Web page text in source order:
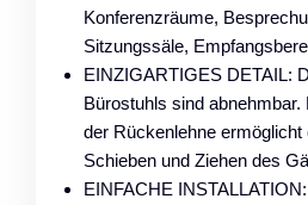
Konferenzräume,
Sitzungssäle,
EINZIGARTIGES DETAIL:
Bürostuhls sind abnehmbar.
der Rückenlehne ermöglicht
Schieben und Ziehen des
EINFACHE